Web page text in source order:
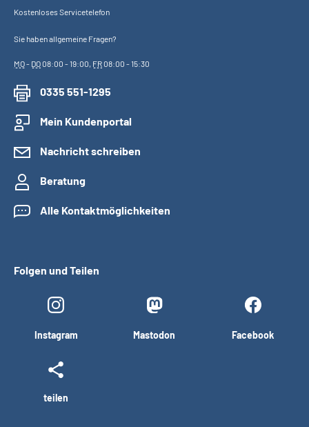
Kostenloses Servicetelefon
Sie haben allgemeine Fragen?
MO- DO08:00 - 19:00, FR08:00 - 15:30
0335 551-1295
Mein Kundenportal
Nachricht schreiben
Beratung
Alle Kontaktmöglichkeiten
Folgen und Teilen
Instagram Mastodon Facebook
teilen